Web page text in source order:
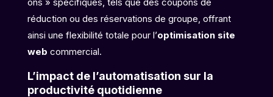
réduction ou des réservations de groupe, offrant
ainsi une flexibilité totale pour l’optimisation site
web commercial.
L’impact de l’automatisation sur la
productivité quotidienne